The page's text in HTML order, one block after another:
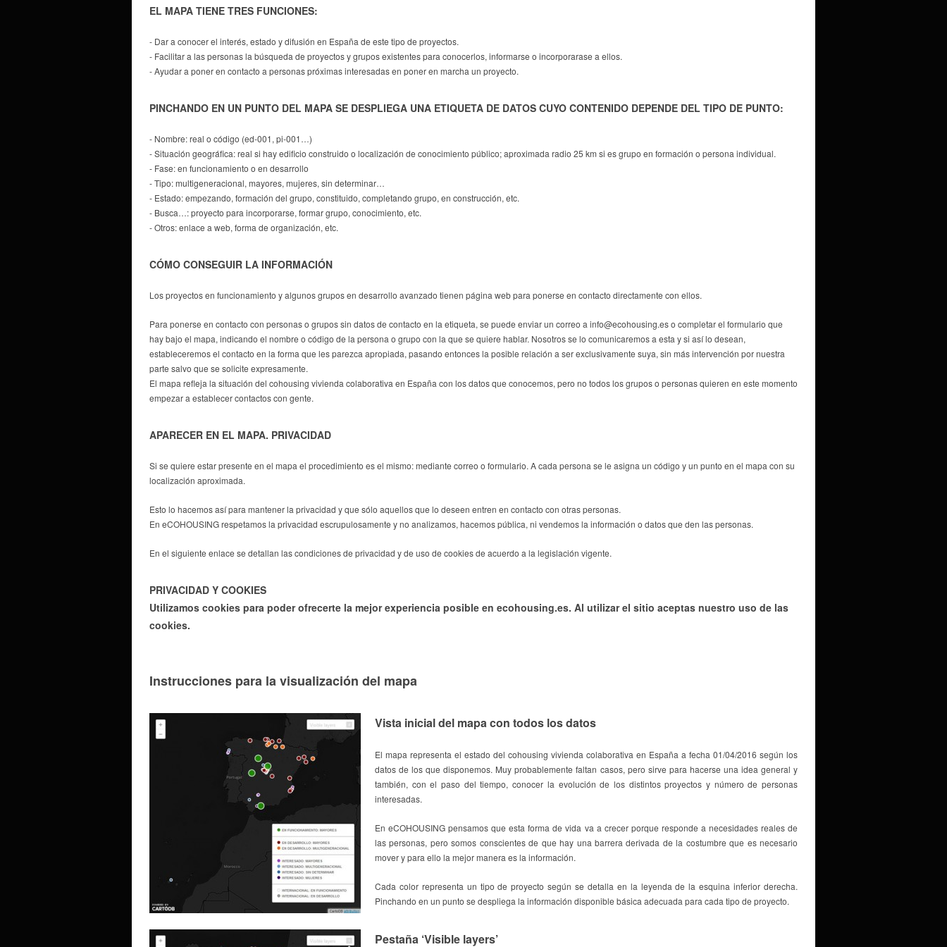
EL MAPA TIENE TRES FUNCIONES:
- Dar a conocer el interés, estado y difusión en España de este tipo de proyectos.
- Facilitar a las personas la búsqueda de proyectos y grupos existentes para conocerlos, informarse o incorporarase a ellos.
- Ayudar a poner en contacto a personas próximas interesadas en poner en marcha un proyecto.
PINCHANDO EN UN PUNTO DEL MAPA SE DESPLIEGA UNA ETIQUETA DE DATOS CUYO CONTENIDO DEPENDE DEL TIPO DE PUNTO:
- Nombre: real o código (ed-001, pi-001…)
- Situación geográfica: real si hay edificio construido o localización de conocimiento público; aproximada radio 25 km si es grupo en formación o persona individual.
- Fase: en funcionamiento o en desarrollo
- Tipo: multigeneracional, mayores, mujeres, sin determinar…
- Estado: empezando, formación del grupo, constituido, completando grupo, en construcción, etc.
- Busca…: proyecto para incorporarse, formar grupo, conocimiento, etc.
- Otros: enlace a web, forma de organización, etc.
CÓMO CONSEGUIR LA INFORMACIÓN
Los proyectos en funcionamiento y algunos grupos en desarrollo avanzado tienen página web para ponerse en contacto directamente con ellos.
Para ponerse en contacto con personas o grupos sin datos de contacto en la etiqueta, se puede enviar un correo a info@ecohousing.es o completar el formulario que
hay bajo el mapa, indicando el nombre o código de la persona o grupo con la que se quiere hablar. Nosotros se lo comunicaremos a esta y si así lo desean,
estableceremos el contacto en la forma que les parezca apropiada, pasando entonces la posible relación a ser exclusivamente suya, sin más intervención por nuestra
parte salvo que se solicite expresamente.
El mapa refleja la situación del cohousing vivienda colaborativa en España con los datos que conocemos, pero no todos los grupos o personas quieren en este momento
empezar a establecer contactos con gente.
APARECER EN EL MAPA. PRIVACIDAD
Si se quiere estar presente en el mapa el procedimiento es el mismo: mediante correo o formulario. A cada persona se le asigna un código y un punto en el mapa con su
localización aproximada.
Esto lo hacemos así para mantener la privacidad y que sólo aquellos que lo deseen entren en contacto con otras personas.
En eCOHOUSING respetamos la privacidad escrupulosamente y no analizamos, hacemos pública, ni vendemos la información o datos que den las personas.
En el siguiente enlace se detallan las condiciones de privacidad y de uso de cookies de acuerdo a la legislación vigente.
PRIVACIDAD Y COOKIES
Utilizamos cookies para poder ofrecerte la mejor experiencia posible en ecohousing.es. Al utilizar el sitio aceptas nuestro uso de las
cookies.
Instrucciones para la visualización del mapa
Vista inicial del mapa con todos los datos
El mapa representa el estado del cohousing vivienda colaborativa en España a fecha 01/04/2016 según los
datos de los que disponemos. Muy probablemente faltan casos, pero sirve para hacerse una idea general y
también, con el paso del tiempo, conocer la evolución de los distintos proyectos y número de personas
interesadas.
En eCOHOUSING pensamos que esta forma de vida va a crecer porque responde a necesidades reales de
las personas, pero somos conscientes de que hay una barrera derivada de la costumbre que es necesario
mover y para ello la mejor manera es la información.
Cada color representa un tipo de proyecto según se detalla en la leyenda de la esquina inferior derecha.
Pinchando en un punto se despliega la información disponible básica adecuada para cada tipo de proyecto.
Pestaña ‘Visible layers’